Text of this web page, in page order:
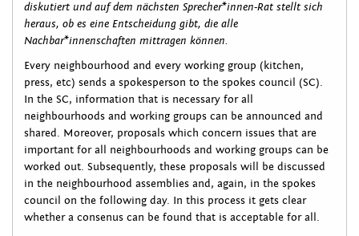
diskutiert und auf dem nächsten Sprecher*innen-Rat stellt sich
heraus, ob es eine Entscheidung gibt, die alle
Nachbar*innenschaften mittragen können.
Every neighbourhood and every working group (kitchen,
press, etc) sends a spokesperson to the spokes council (SC).
In the SC, information that is necessary for all
neighbourhoods and working groups can be announced and
shared. Moreover, proposals which concern issues that are
important for all neighbourhoods and working groups can be
worked out. Subsequently, these proposals will be discussed
in the neighbourhood assemblies and, again, in the spokes
council on the following day. In this process it gets clear
whether a consenus can be found that is acceptable for all.